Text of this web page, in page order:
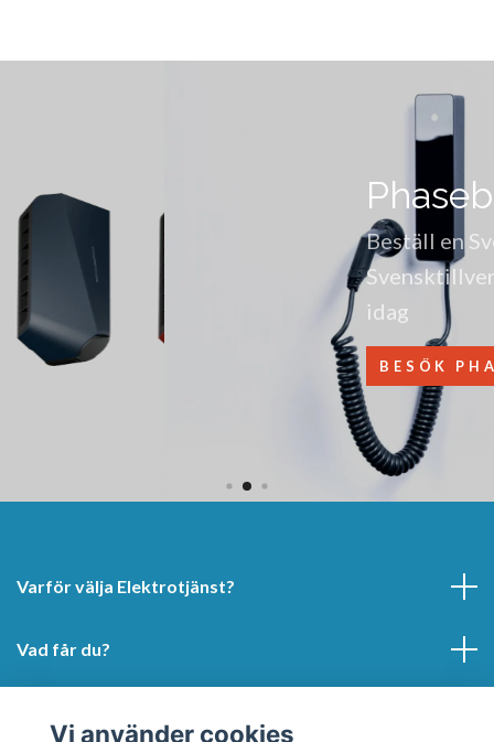
Phasebox 2.0
Beställ en Svenskutvecklad och
Svensktillverkad Phasebox laddbox redan
idag
BESÖK PHASEBOX:SE
Varför välja Elektrotjänst?
Vad får du?
Vi använder cookies